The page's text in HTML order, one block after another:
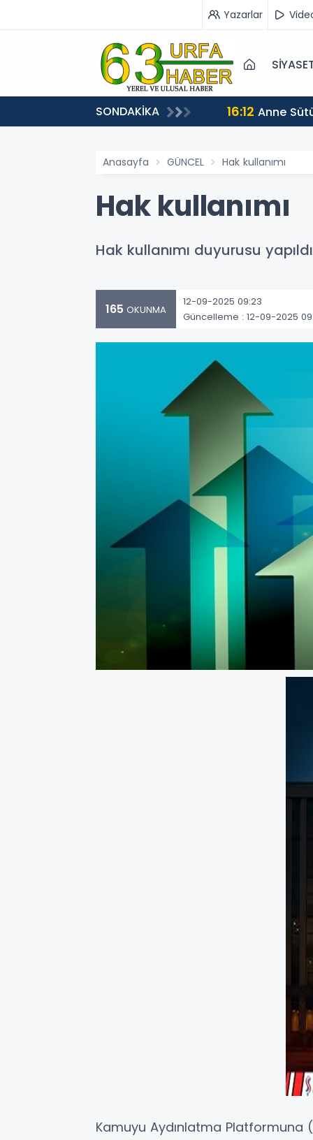
Yazarlar
SONDAKİKA 16:12 Anne
Anasayfa GÜNCEL Hak kullanımı
Hak kullanımı
Hak kullanımı duyurusu
165 OKUNMA
12-09-2025 09:23
Güncelleme : 12-09-2025
Kamuyu Aydınlatma Platformuna